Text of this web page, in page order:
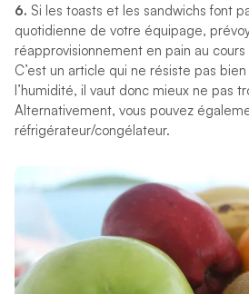
6. Si les toasts et les sandwichs font
quotidienne de votre équipage,
réapprovisionnement en pain au
C’est un article qui ne résiste pas
l’humidité, il vaut donc mieux ne pas
Alternativement, vous pouvez
réfrigérateur/congélateur.